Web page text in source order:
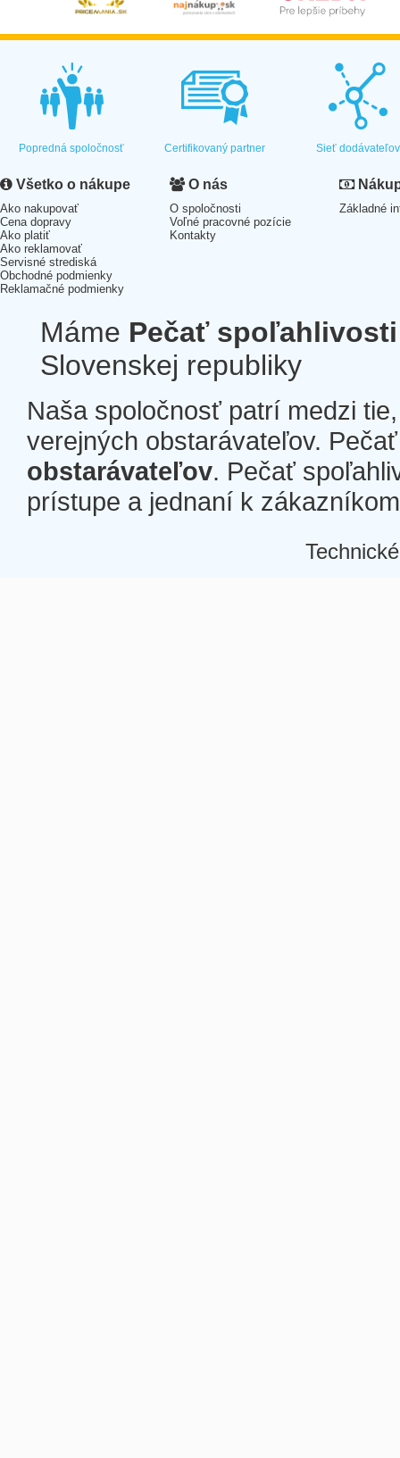
Popredná spoločnosť Certifikovaný partner Sieť dodávateľov
Všetko o nákupe
Ako nakupovať
Cena dopravy
Ako platiť
Ako reklamovať
Servisné strediská
Obchodné podmienky
Reklamačné podmienky
O nás
O spoločnosti
Voľné pracovné pozície
Kontakty
Základné
Máme Pečať spoľahlivosti
Slovenskej republiky
Naša spoločnosť patrí medzi
verejných obstarávateľov.
obstarávateľov. Pečať
prístupe a jednaní k